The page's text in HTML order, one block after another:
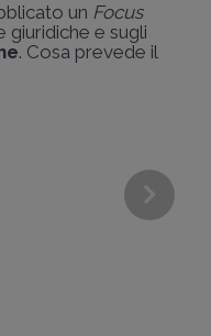
un Focus
giuridiche e sugli
. Cosa prevede il